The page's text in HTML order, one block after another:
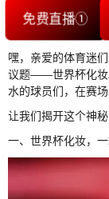
免费直播①
嘿，亲爱的体育迷
议题——世界杯化妆
水的球员们，在赛
让我们揭开这个神
一、世界杯化妆，